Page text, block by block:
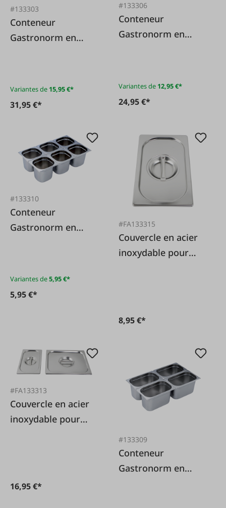
#133303
Conteneur
Gastronorm en
Variantes de 15,95 €*
31,95 €*
#133306
Conteneur
Gastronorm en
Variantes de 12,95 €*
24,95 €*
#133310
Conteneur
Gastronorm en
Variantes de5,95 €*
5,95 €*
#FA133315
Couvercle en acier
inoxydable pour
8,95 €*
#FA133313
Couvercle en acier
inoxydable pour
16,95 €*
#133309
Conteneur
Gastronorm en